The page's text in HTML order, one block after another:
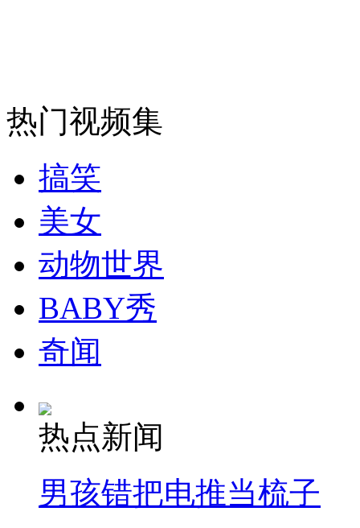
山西运城恶犬咬伤多人 警民合力深夜将其击毙
女孩北京地铁殴打老人 痛下狠手拳打脚踢
无痛分娩是否安全 医生回应
外交部：反对强权政治霸凌主义
外交部：有关国家言论片面不公正
安徽一实载49人客车翻车
热门视频集
搞笑
美女
动物世界
BABY秀
奇闻
热点新闻
男孩错把电推当梳子